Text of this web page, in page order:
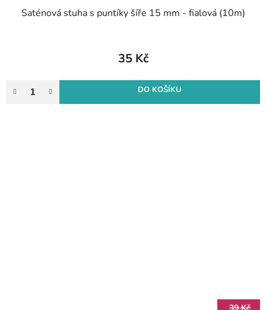
Saténová stuha s puntíky šíře 15 mm - fialová (10m)
35 Kč
DO KOŠÍKU
39 Kč